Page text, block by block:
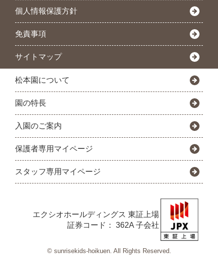
個人情報保護方針
免責事項
サイトマップ
松本園について
園の特長
入園のご案内
保護者専用マイページ
スタッフ専用マイページ
エクシオホールディングス 東証上場
証券コード： 362A 子会社
© sunrisekids-hoikuen. All Rights Reserved.